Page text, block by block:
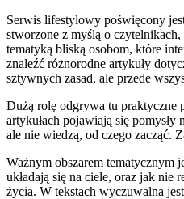
Serwis lifestylowy poświęcony
stworzone z myślą o
tematyką bliską osobom, które
znaleźć różnorodne artykuły
sztywnych zasad, ale przede
Dużą rolę odgrywa tu praktyczne
artykułach pojawiają się
ale nie wiedzą, od czego zacząć.
Ważnym obszarem tematycznym
układają się na ciele, oraz jak
życia. W tekstach wyczuwalna